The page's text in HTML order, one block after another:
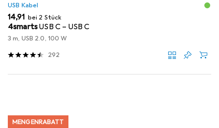
USB Kabel
EUR
14,91 bei 2 Stück
4smartsUSB C – USB C
3 m, USB 2.0, 100 W
292
MENGENRABATT